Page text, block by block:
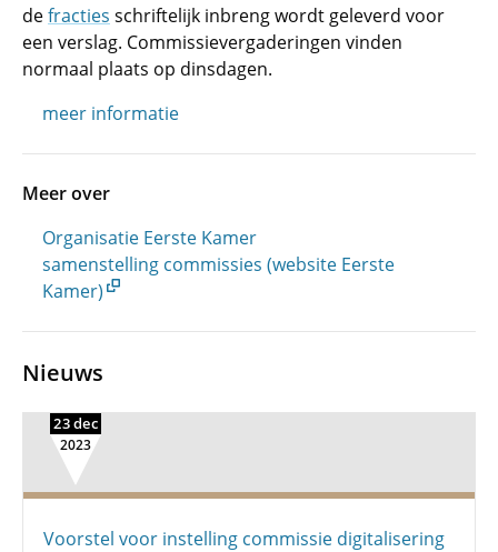
defracties schriftelijk inbreng wordt geleverd voor
een verslag. Commissievergaderingen vinden
normaal plaats op dinsdagen.
meer informatie
Meer over
Organisatie Eerste Kamer
samenstelling commissies (website Eerste
Kamer)
Nieuws
23 dec
2023
Voorstel voor instelling commissie digitalisering